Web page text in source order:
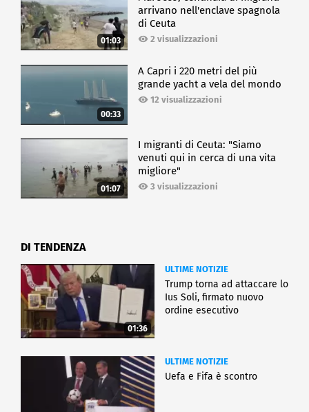
01:03
arrivano nell'enclave spagnola
di Ceuta
2 visualizzazioni
00:33
A Capri i 220 metri del più
grande yacht a vela del mondo
12 visualizzazioni
01:07
I migranti di Ceuta: "Siamo
venuti qui in cerca di una vita
migliore"
3 visualizzazioni
DI TENDENZA
01:36
ULTIME NOTIZIE
Trump torna ad attaccare lo
Ius Soli, firmato nuovo
ordine esecutivo
ULTIME NOTIZIE
Uefa e Fifa è scontro